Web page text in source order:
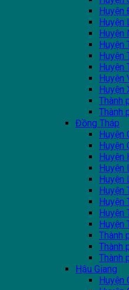
Huyện
Huyện
Huyện
Huyện
Huyện
Huyện
Huyện
Huyện
Thành
Thành
Đồng Tháp
Huyện
Huyện
Huyện
Huyện
Huyện
Huyện
Huyện
Huyện
Huyện
Thành
Thành
Thành
Hậu Giang
Huyện